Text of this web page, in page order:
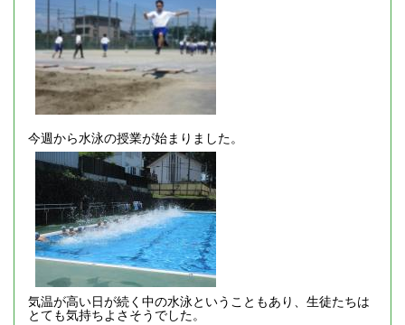
今週から水泳の授業が始まりました。
気温が高い日が続く中の水泳ということもあり、生徒たちは
とても気持ちよさそうでした。